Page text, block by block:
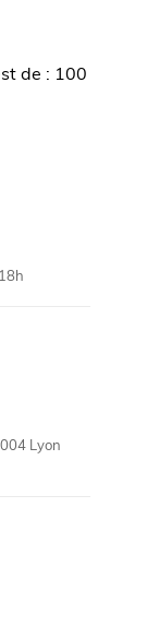
de : 100
Lyon